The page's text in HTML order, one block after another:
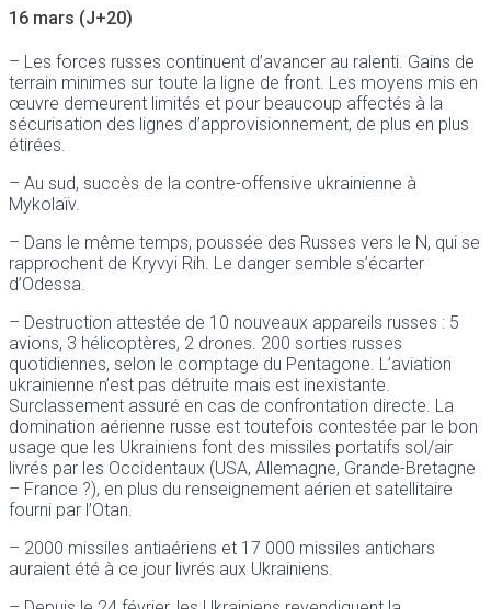
16 mars (J+20)
– Les forces russes continuent d’avancer au ralenti. Gains de
terrain minimes sur toute la ligne de front. Les moyens mis en
œuvre demeurent limités et pour beaucoup affectés à la
sécurisation des lignes d’approvisionnement, de plus en plus
étirées.
– Au sud, succès de la contre-offensive ukrainienne à
Mykolaïv.
– Dans le même temps, poussée des Russes vers le N, qui se
rapprochent de Kryvyi Rih. Le danger semble s’écarter
d’Odessa.
– Destruction attestée de 10 nouveaux appareils russes : 5
avions, 3 hélicoptères, 2 drones. 200 sorties russes
quotidiennes, selon le comptage du Pentagone. L’aviation
ukrainienne n’est pas détruite mais est inexistante.
Surclassement assuré en cas de confrontation directe. La
domination aérienne russe est toutefois contestée par le bon
usage que les Ukrainiens font des missiles portatifs sol/air
livrés par les Occidentaux (USA, Allemagne, Grande-Bretagne
– France ?), en plus du renseignement aérien et satellitaire
fourni par l’Otan.
– 2000 missiles antiaériens et 17 000 missiles antichars
auraient été à ce jour livrés aux Ukrainiens.